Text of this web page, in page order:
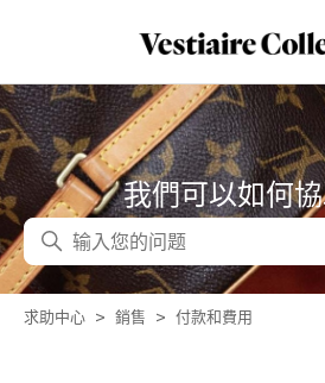
我們可以如何協
搜尋
求助中心 銷售 付款和費用